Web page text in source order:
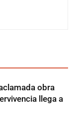
obra
llega a